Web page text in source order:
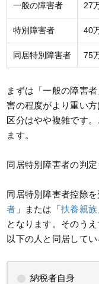
一般の障害者 27
特別障害者 40
同居特別障害者 75
まずは「一般の障害
害の程度がより重い
区分はやや複雑です
ます。
同居特別障害者の判
同居特別障害者控除
者 」または「扶養親族
となります。そのう
以下の人と同居して
納税者自身